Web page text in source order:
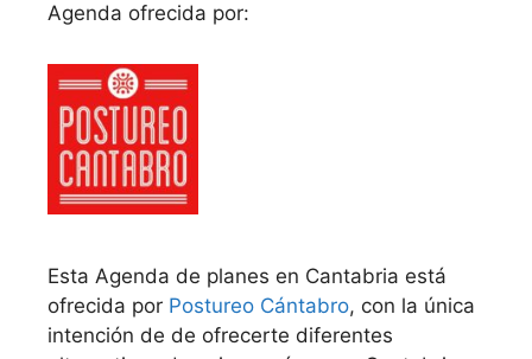
Agenda ofrecida por:
Esta Agenda de planes en Cantabria está
ofrecida por Postureo Cántabro, con la única
intención de de ofrecerte diferentes